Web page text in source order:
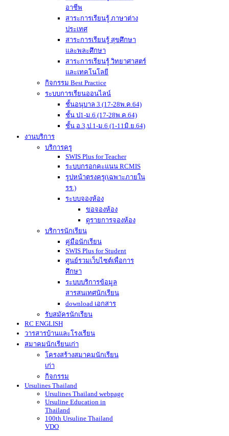
อาชีพ
สาระการเรียนรู้ ภาษาต่าง
ประเทศ
สาระการเรียนรู้ สุขศึกษา
และพละศึกษา
สาระการเรียนรู้ วิทยาศาสตร์
และเทคโนโลยี
กิจกรรม Best Practice
ระบบการเรียนออนไลน์
ชั้นอนุบาล 3 (17-28พ.ค.64)
ชั้น ป1-ม.6 (17-28พ.ค.64)
ชั้น อ.3,ป.1-ม.6 (1-11มิ.ย.64)
งานบริการ
บริการครู
SWIS Plus for Teacher
ระบบกรอกคะแนน RCMIS
รูปหน้าตรงครู(เฉพาะภายใน
รร.)
ระบบจองห้อง
ขอจองห้อง
ดูรายการจองห้อง
บริการนักเรียน
คู่มือนักเรียน
SWIS Plus for Student
ศูนย์รวมเว็บไซต์เพื่อการ
ศึกษา
ระบบบริการข้อมูล
สารสนเทศนักเรียน
download เอกสาร
รับสมัครนักเรียน
RC ENGLISH
วารสารบ้านและโรงเรียน
สมาคมนักเรียนเก่า
โครงสร้างสมาคมนักเรียน
เก่า
กิจกรรม
Ursulines Thailand
Ursulines Thailand webpage
Ursuline Education in
Thailand
100th Ursuline Thailand
VDO